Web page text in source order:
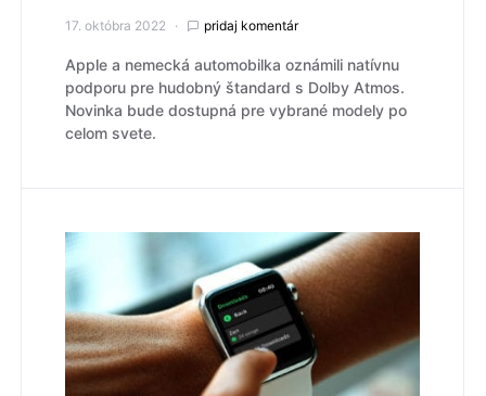
17. októbra 2022 pridaj komentár
Apple a nemecká automobilka oznámili natívnu
podporu pre hudobný štandard s Dolby Atmos.
Novinka bude dostupná pre vybrané modely po
celom svete.